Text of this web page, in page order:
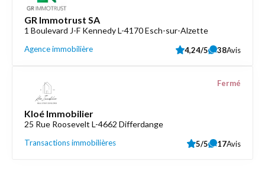
GR Immotrust SA
1 Boulevard J-F Kennedy L-4170 Esch-sur-Alzette
Agence immobilière 4,24/5 38Avis
Kloé Immobilier
25 Rue Roosevelt L-4662 Differdange
Transactions immobilières
Fermé
5/5 17Avis